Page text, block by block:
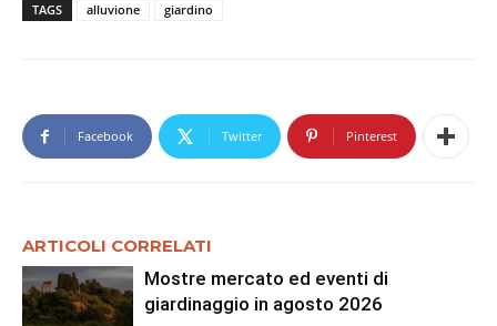
TAGS alluvione giardino
Facebook Twitter Pinterest
ARTICOLI CORRELATI
Mostre mercato ed eventi di
giardinaggio in agosto 2026